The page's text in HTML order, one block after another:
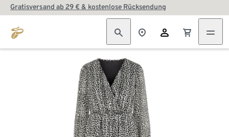
Gratisversand ab 29 € & kostenlose Rücksendung